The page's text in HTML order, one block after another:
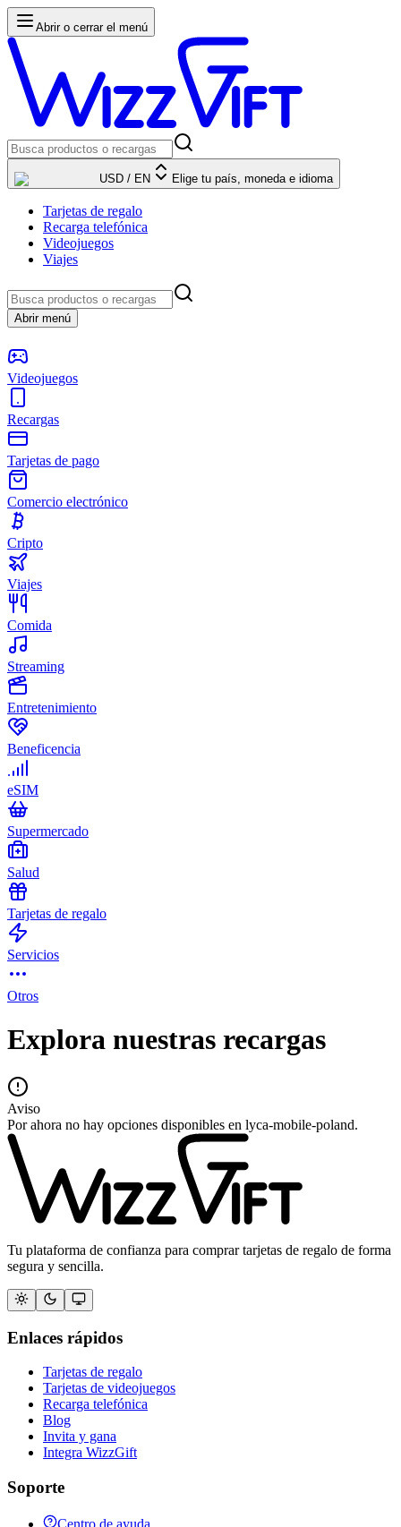
Abrir o cerrar el menú
USD / EN Elige tu país, moneda e idioma
Tarjetas de regalo
Recarga telefónica
Videojuegos
Viajes
Abrir menú
Videojuegos
Recargas
Tarjetas de pago
Comercio electrónico
Cripto
Viajes
Comida
Streaming
Entretenimiento
Beneficencia
eSIM
Supermercado
Salud
Tarjetas de regalo
Servicios
Otros
Explora nuestras recargas
Aviso
Por ahora no hay opciones disponibles en lyca-mobile-poland.
Tu plataforma de confianza para comprar tarjetas de regalo de forma
segura y sencilla.
Enlaces rápidos
Tarjetas de regalo
Tarjetas de videojuegos
Recarga telefónica
Blog
Invita y gana
Integra WizzGift
Soporte
Centro de ayuda